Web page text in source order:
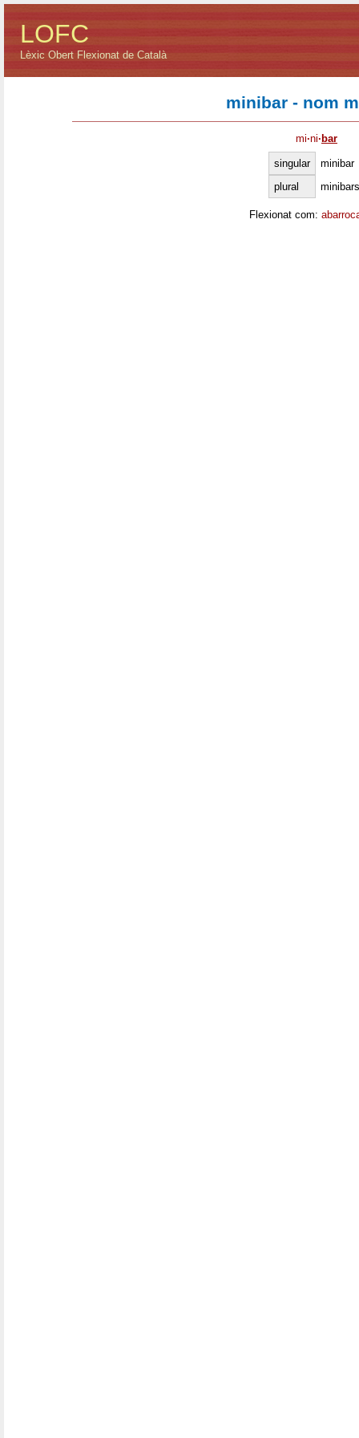
LOFC
Lèxic Obert Flexionat de Català
minibar - nom
mi·ni· bar
singular
minibar
plural
minibars
Flexionat com: